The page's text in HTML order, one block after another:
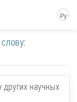
Ру
других научных